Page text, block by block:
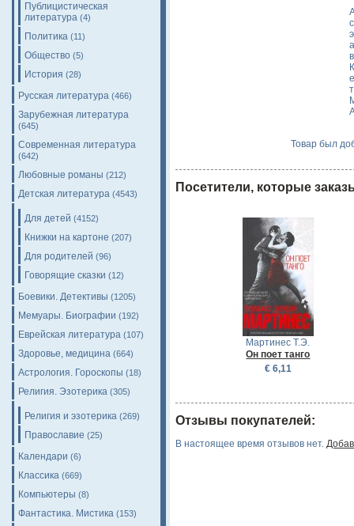
Публицистическая
литература (4)
Политика (11)
Общество (5)
История (28)
Русская литература (466)
Зарубежная литература
(645)
Современная литература
(642)
Любовные романы (212)
Детская литература (4543)
Для детей (4152)
Книжки на картоне (207)
Для родителей (96)
Говорящие сказки (12)
Боевики. Детективы (1205)
Мемуары. Биографии (192)
Еврейская литература (107)
Здоровье, медицина (664)
Астрология. Гороскопы (18)
Религия. Эзотерика (305)
Религия и эзотерика (269)
Православие (25)
Календари (6)
Классика (669)
Компьютеры (8)
Фантастика. Мистика (153)
Товар был
Посетители, которые
Мартинес Т.Э.
Он поет танго
€ 6,11
Отзывы покупателей:
В настоящее время отзывов нет.